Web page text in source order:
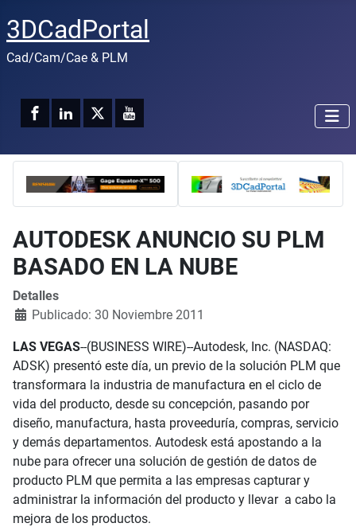
3DCadPortal
Cad/Cam/Cae & PLM
AUTODESK ANUNCIO SU PLM
BASADO EN LA NUBE
Detalles
Publicado: 30 Noviembre 2011
LAS VEGAS--(BUSINESS WIRE)--Autodesk, Inc. (NASDAQ:
ADSK) presentó este día, un previo de la solución PLM que
transformara la industria de manufactura en el ciclo de
vida del producto, desde su concepción, pasando por
diseño, manufactura, hasta proveeduría, compras, servicio
y demás departamentos. Autodesk está apostando a la
nube para ofrecer una solución de gestión de datos de
producto PLM que permita a las empresas capturar y
administrar la información del producto y llevar a cabo la
mejora de los productos.